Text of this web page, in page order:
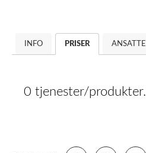
INFO PRISER ANSATTE
0 tjenester/produkter.